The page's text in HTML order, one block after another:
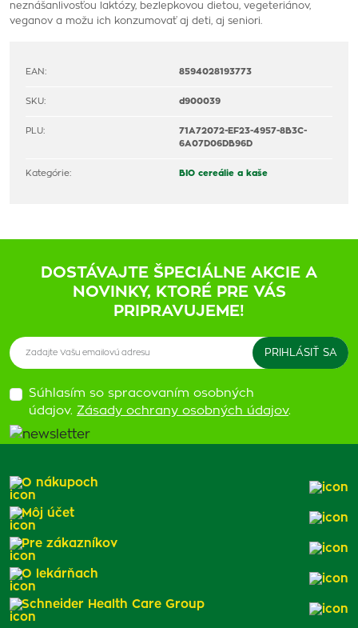
neznášanlivosťou laktózy, bezlepkovou dietou, vegeteriánov,
veganov a možu ich konzumovať aj deti, aj seniori.
EAN: 8594028193773
SKU: d900039
PLU:
71A72072-EF23-4957-8B3C-
6A07D06DB96D
Kategórie: BIO cereálie a kaše
DOSTÁVAJTE ŠPECIÁLNE AKCIE A
NOVINKY, KTORÉ PRE VÁS
PRIPRAVUJEME!
Súhlasím so spracovaním osobných
údajov. Zásady ochrany osobných údajov.
O nákupoch
Môj účet
Pre zákazníkov
O lekárňach
Schneider Health Care Group